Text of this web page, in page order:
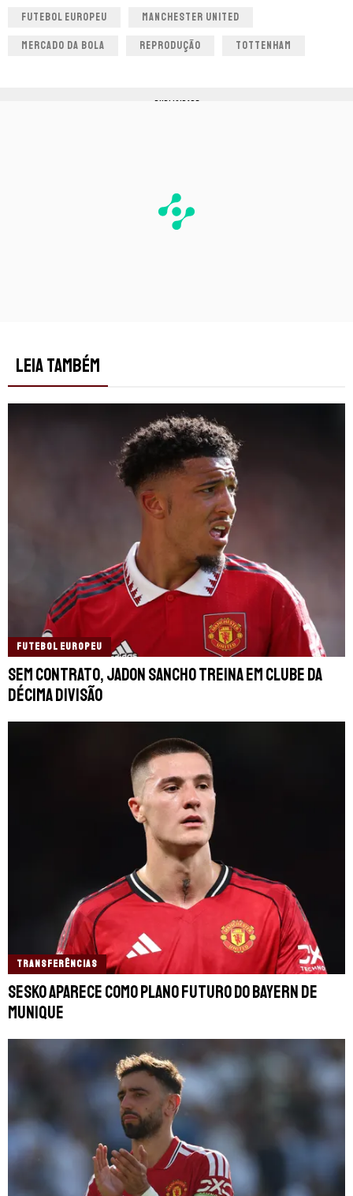
FUTEBOL EUROPEU MANCHESTER UNITED
MERCADO DA BOLA REPRODUÇÃO TOTTENHAM
PUBLICIDADE
LEIA TAMBÉM
FUTEBOL EUROPEU
Sem contrato, Jadon Sancho treina em clube da
décima divisão
TRANSFERÊNCIAS
Sesko aparece como plano futuro do Bayern de
Munique